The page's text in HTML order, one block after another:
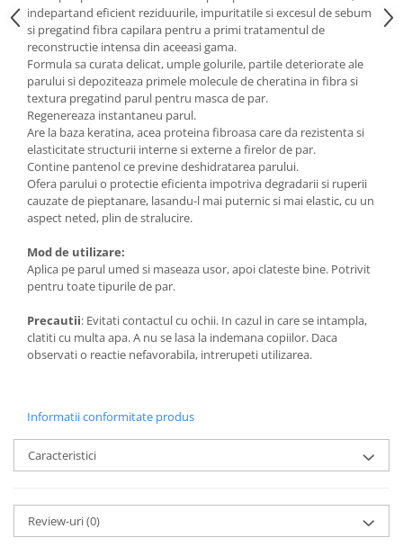
indepartand eficient reziduurile, impuritatile si excesul de sebum
si pregatind fibra capilara pentru a primi tratamentul de
reconstructie intensa din aceeasi gama.
Formula sa curata delicat, umple golurile, partile deteriorate ale
parului si depoziteaza primele molecule de cheratina in fibra si
textura pregatind parul pentru masca de par.
Regenereaza instantaneu parul.
Are la baza keratina, acea proteina fibroasa care da rezistenta si
elasticitate structurii interne si externe a firelor de par.
Contine pantenol ce previne deshidratarea parului.
Ofera parului o protectie eficienta impotriva degradarii si ruperii
cauzate de pieptanare, lasandu-l mai puternic si mai elastic, cu un
aspect neted, plin de stralucire.
Mod de utilizare:
Aplica pe parul umed si maseaza usor, apoi clateste bine. Potrivit
pentru toate tipurile de par.
Precautii: Evitati contactul cu ochii. In cazul in care se intampla,
clatiti cu multa apa. A nu se lasa la indemana copiilor. Daca
observati o reactie nefavorabila, intrerupeti utilizarea.
Informatii conformitate produs
Caracteristici
Review-uri(0)